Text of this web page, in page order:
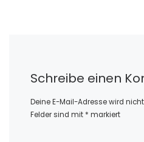
Schreibe einen
Deine E-Mail-Adresse wird
Felder sind mit * markiert